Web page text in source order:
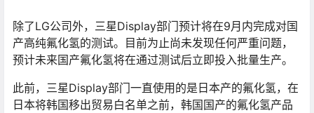
除了LG公司外，三星Display部门预计将在9月内完成对国
产高纯氟化氢的测试。目前为止尚未发现任何严重问题，
预计未来国产氟化氢将在通过测试后立即投入批量生产。
此前，三星Display部门一直使用的是日本产的氟化氢，在
日本将韩国移出贸易白名单之前，韩国国产的氟化氢产品